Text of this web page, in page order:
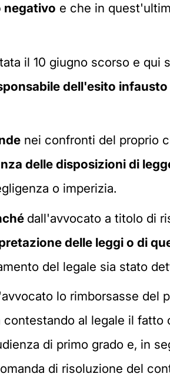
negativo e che in
il 10 giugno scorso e qui
dell'esito infausto
nei confronti del proprio
delle disposizioni di
o imperizia.
dall'avvocato a titolo di
delle leggi o di
del legale sia stato
lo rimborsasse del
al legale il fatto
di primo grado e, in
di risoluzione del